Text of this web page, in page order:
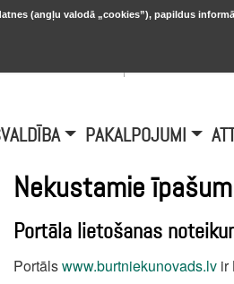
PAKALPOJUMI
Nekustamie
Portāla lietošanas
Portālswww.burtniekunovads.lv ir
(angļu valodā „cookies”), papildus